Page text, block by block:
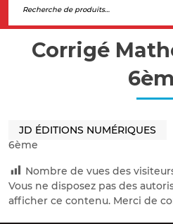
Corrigé
JD ÉDITIONS NUMÉRIQUES
6ème
Nombre de vues des
Vous ne disposez pas des
afficher ce contenu. Merci de